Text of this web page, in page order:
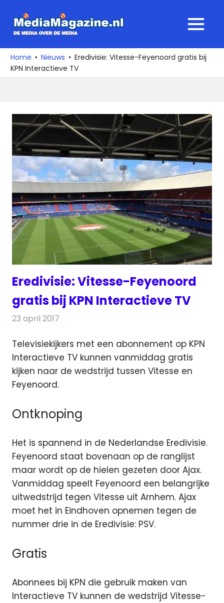
naar
media
over
de
MENU
Home Nieuws
Eredivisie: Vitesse-Feyenoord gratis bij
KPN Interactieve TV
Eredivisie: Vitesse-Feyenoord
gratis bij KPN Interactieve TV
23 april 2017
Televisiekijkers met een abonnement op KPN
Interactieve TV kunnen vanmiddag gratis
kijken naar de wedstrijd tussen Vitesse en
Feyenoord.
Ontknoping
Het is spannend in de Nederlandse Eredivisie.
Feyenoord staat bovenaan op de ranglijst
maar wordt op de hielen gezeten door Ajax.
Vanmiddag speelt Feyenoord een belangrijke
uitwedstrijd tegen Vitesse uit Arnhem. Ajax
moet het in Eindhoven opnemen tegen de
nummer drie in de Eredivisie: PSV.
Gratis
Abonnees bij KPN die gebruik maken van
Interactieve TV kunnen de wedstrijd Vitesse-